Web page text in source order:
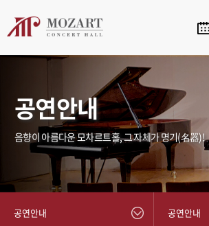
공연안내
음향이 아름다운 모차르트홀, 그 자체가 명기(名器)!
공연안내 공연안내